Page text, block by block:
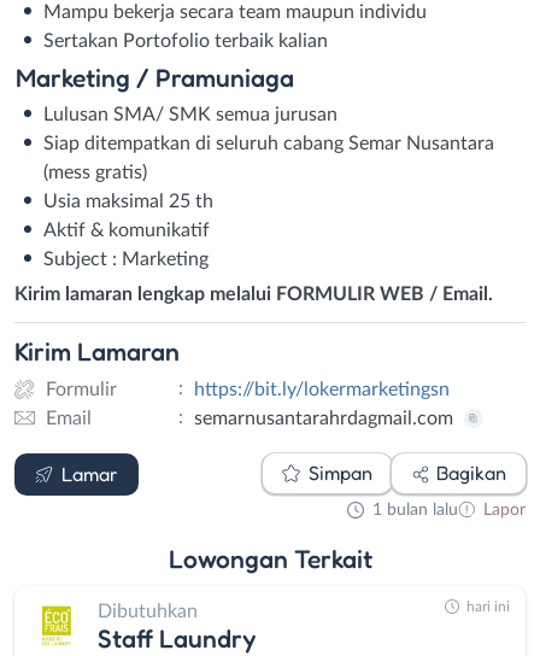
Mampu bekerja secara team maupun individu
Sertakan Portofolio terbaik kalian
Marketing / Pramuniaga
Lulusan SMA/ SMK semua jurusan
Siap ditempatkan di seluruh cabang Semar Nusantara
(mess gratis)
Usia maksimal 25 th
Aktif & komunikatif
Subject : Marketing
Kirim lamaran lengkap melalui FORMULIR WEB / Email.
Kirim Lamaran
Formulir :
https://bit.ly/lokermarketingsn
Email
: semarnusantarahrdagmail.com
Lamar
Formulir Email
Simpan Bagikan
1 bulan lalu Lapor
Lowongan Terkait
Dibutuhkan
Staff Laundry
hari ini